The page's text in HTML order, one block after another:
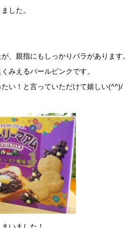
した。
、親指にもしっかりバラがあります。
みえるパールピンクです。
い！と言っていただけて嬉しい(^^)/